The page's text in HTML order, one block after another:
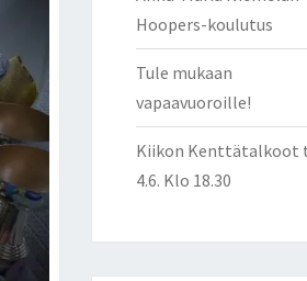
Hoopers-koulutus
Tule mukaan
vapaavuoroille!
Kiikon Kenttätalkoot
4.6. Klo 18.30